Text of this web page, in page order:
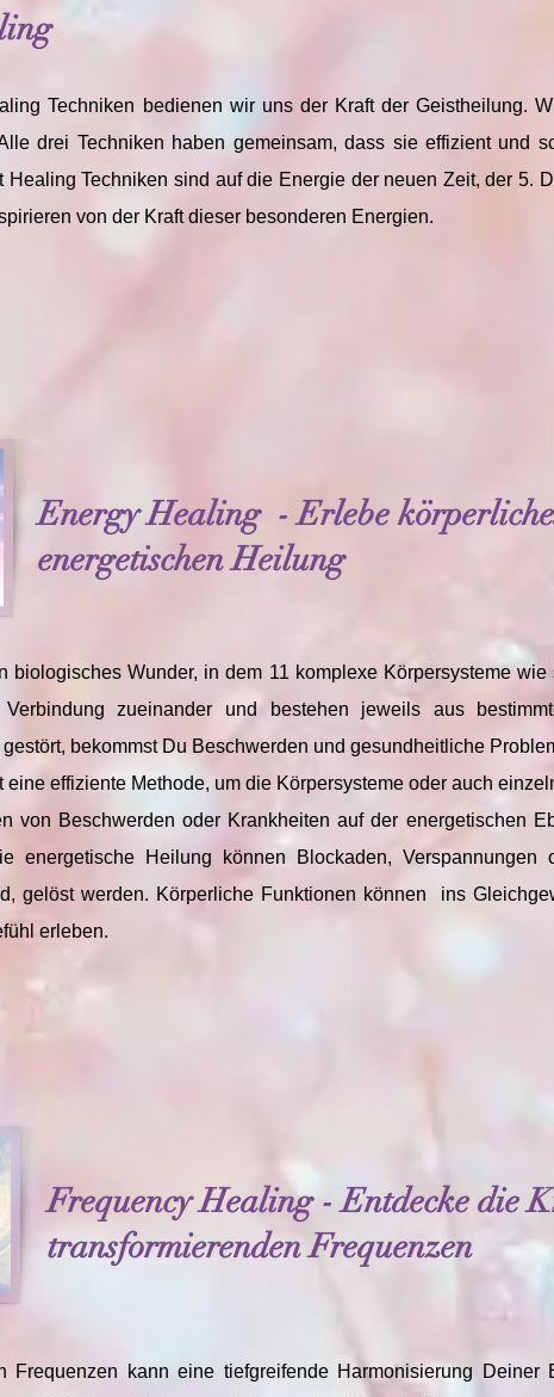
Techniken bedienen wir uns der Kraft der Geistheilung.
drei Techniken haben gemeinsam, dass sie effizient und
Healing Techniken sind auf die Energie der neuen Zeit, der 5.
von der Kraft dieser besonderen Energien.
Energy Healing - Erlebe
energetischen Heilung
biologisches Wunder, in dem 11 komplexe Körpersysteme
zueinander und bestehen jeweils aus
bekommst Du Beschwerden und gesundheitliche
eine effiziente Methode, um die Körpersysteme oder auch
von Beschwerden oder Krankheiten auf der energetischen
energetische Heilung können Blockaden,
gelöst werden. Körperliche Funktionen können ins
erleben.
Frequenzen kann eine tiefgreifende Harmonisierung
Frequency Healing - Entdecke die
transformierenden Frequenzen